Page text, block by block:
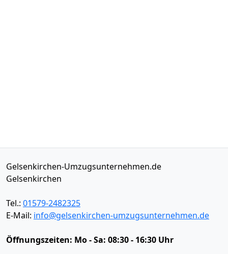
Gelsenkirchen-Umzugsunternehmen.de
Gelsenkirchen
Tel.: 01579-2482325
E-Mail: info@gelsenkirchen-umzugsunternehmen.de
Öffnungszeiten: Mo - Sa: 08:30 - 16:30 Uhr